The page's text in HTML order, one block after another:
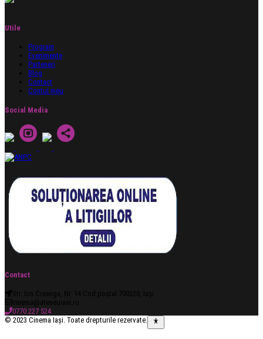
Utile
Program
Evenimente
Parteneri
Blog
Contact
Contul meu
Social Media
Contact
Str. Ion Creanga, Nr. 14 Cod poștal 700320, Iași
cinema@ateneuiasi.ro
0770 227 524
© 2023 Cinema Iași. Toate drepturile rezervate.